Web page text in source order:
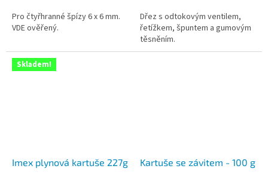
Pro čtyřhranné špízy 6 x 6 mm.
VDE ověřený.
Dřez s odtokovým ventilem,
řetížkem, špuntem a gumovým
těsněním.
Skladem!
Imex plynová kartuše 227g Kartuše se závitem - 100 g